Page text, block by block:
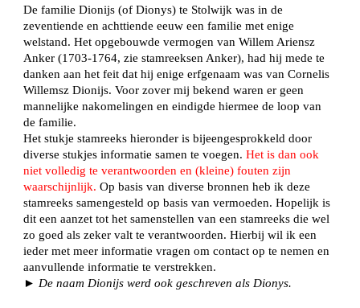
De familie Dionijs (of Dionys) te Stolwijk was in de
zeventiende en achttiende eeuw een familie met enige
welstand. Het opgebouwde vermogen van Willem Ariensz
Anker (1703-1764, zie stamreeksen Anker), had hij mede te
danken aan het feit dat hij enige erfgenaam was van Cornelis
Willemsz Dionijs. Voor zover mij bekend waren er geen
mannelijke nakomelingen en eindigde hiermee de loop van
de familie.
Het stukje stamreeks hieronder is bijeengesprokkeld door
diverse stukjes informatie samen te voegen.Het is dan ook
niet volledig te verantwoorden en (kleine) fouten zijn
waarschijnlijk.Op basis van diverse bronnen heb ik deze
stamreeks samengesteld op basis van vermoeden. Hopelijk is
dit een aanzet tot het samenstellen van een stamreeks die wel
zo goed als zeker valt te verantwoorden. Hierbij wil ik een
ieder met meer informatie vragen om contact op te nemen en
aanvullende informatie te verstrekken.
► De naam Dionijs werd ook geschreven als Dionys.